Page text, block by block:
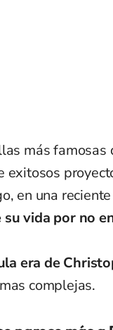
más
exitosos
en una
vida por no
era de
complejas.